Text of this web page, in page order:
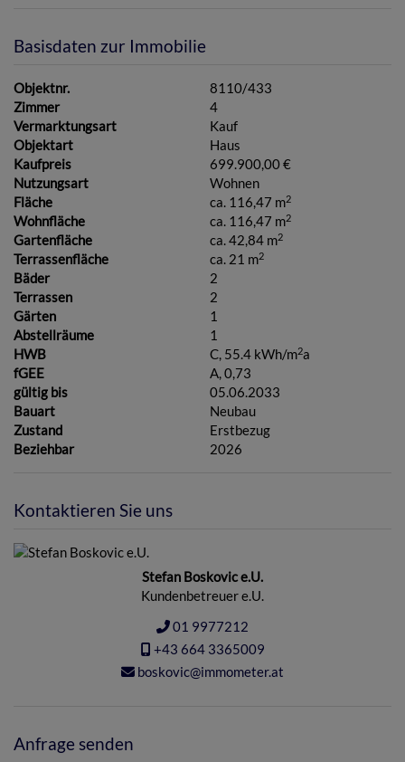
Basisdaten zur Immobilie
Objektnr.
8110/433
Zimmer
4
Vermarktungsart
Kauf
Objektart
Haus
Kaufpreis
699.900,00 €
Nutzungsart
Wohnen
Fläche
ca. 116,47 m2
Wohnfläche ca. 116,47 m2
Gartenfläche ca. 42,84 m2
Terrassenfläche ca. 21 m2
Bäder
2
Terrassen
2
Gärten
1
Abstellräume
1
HWB
C, 55.4 kWh/m2a
fGEE
A, 0,73
gültig bis
05.06.2033
Bauart
Neubau
Zustand
Erstbezug
Beziehbar
2026
Kontaktieren Sie uns
Stefan Boskovic e.U.
Kundenbetreuer e.U.
01 9977212
+43 664 3365009
boskovic@immometer.at
Anfrage senden